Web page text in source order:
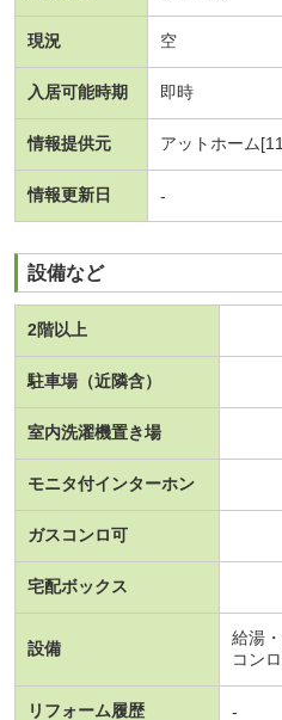
現況 空
入居可能時期 即時
情報提供元 アットホーム
情報更新日 -
設備など
2階以上
駐車場（近隣含）
室内洗濯機置き場
モニタ付インターホン
ガスコンロ可
宅配ボックス
設備
給湯
コン
リフォーム履歴 -